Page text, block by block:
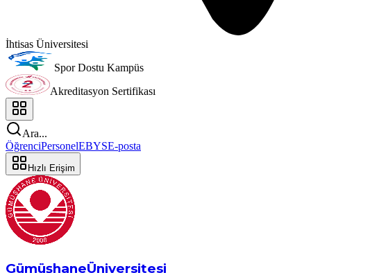
İhtisas Üniversitesi
Spor Dostu Kampüs
Akreditasyon Sertifikası
Ara...
ÖğrenciPersonelEBYSE-posta
Hızlı Erişim
GümüşhaneÜniversitesi